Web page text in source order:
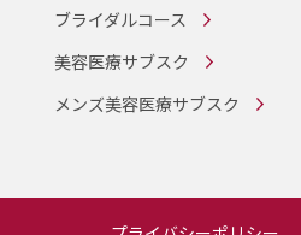
ブライダルコース
美容医療サブスク
メンズ美容医療サブスク